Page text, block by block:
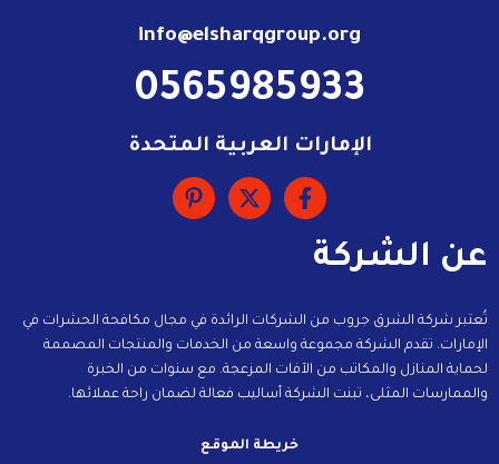
info@elsharqgroup.org
0565985933
الإمارات العربية المتحدة
عن الشركة
تُعتبر شركة الشرق جروب من الشركات الرائدة في مجال مكافحة الحشرات في
الإمارات. تقدم الشركة مجموعة واسعة من الخدمات والمنتجات المصممة
لحماية المنازل والمكاتب من الآفات المزعجة. مع سنوات من الخبرة
والممارسات المثلى، تبنت الشركة أساليب فعالة لضمان راحة عملائها.
خريطة الموقع